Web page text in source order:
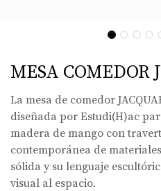
MESA COMEDOR
La mesa de comedor
diseñada por Estudi(H)ac
madera de mango con
contemporánea de
sólida y su lenguaje
visual al espacio.